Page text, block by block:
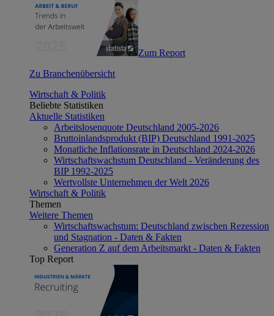
Zum Report
Zu Branchenübersicht
Wirtschaft & Politik
Beliebte Statistiken
Aktuelle Statistiken
Arbeitslosenquote Deutschland 2005-2026
Bruttoinlandsprodukt (BIP) Deutschland 1991-2025
Monatliche Inflationsrate in Deutschland 2024-2026
Wirtschaftswachstum Deutschland - Veränderung des
BIP 1992-2025
Wertvollste Unternehmen der Welt 2026
Wirtschaft & Politik
Themen
Weitere Themen
Wirtschaftswachstum: Deutschland zwischen Rezession
und Stagnation - Daten & Fakten
Generation Z auf dem Arbeitsmarkt - Daten & Fakten
Top Report